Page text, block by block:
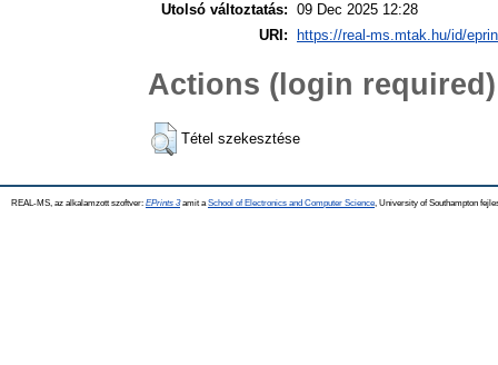
Utolsó változtatás: 09 Dec 2025 12:28
URI:
https://real-ms.mtak.hu/id/
Actions (login required)
Tétel szekesztése
REAL-MS, az alkalamzott szoftver: EPrints 3amit a School of Electronics and Computer Science , University of Southampton